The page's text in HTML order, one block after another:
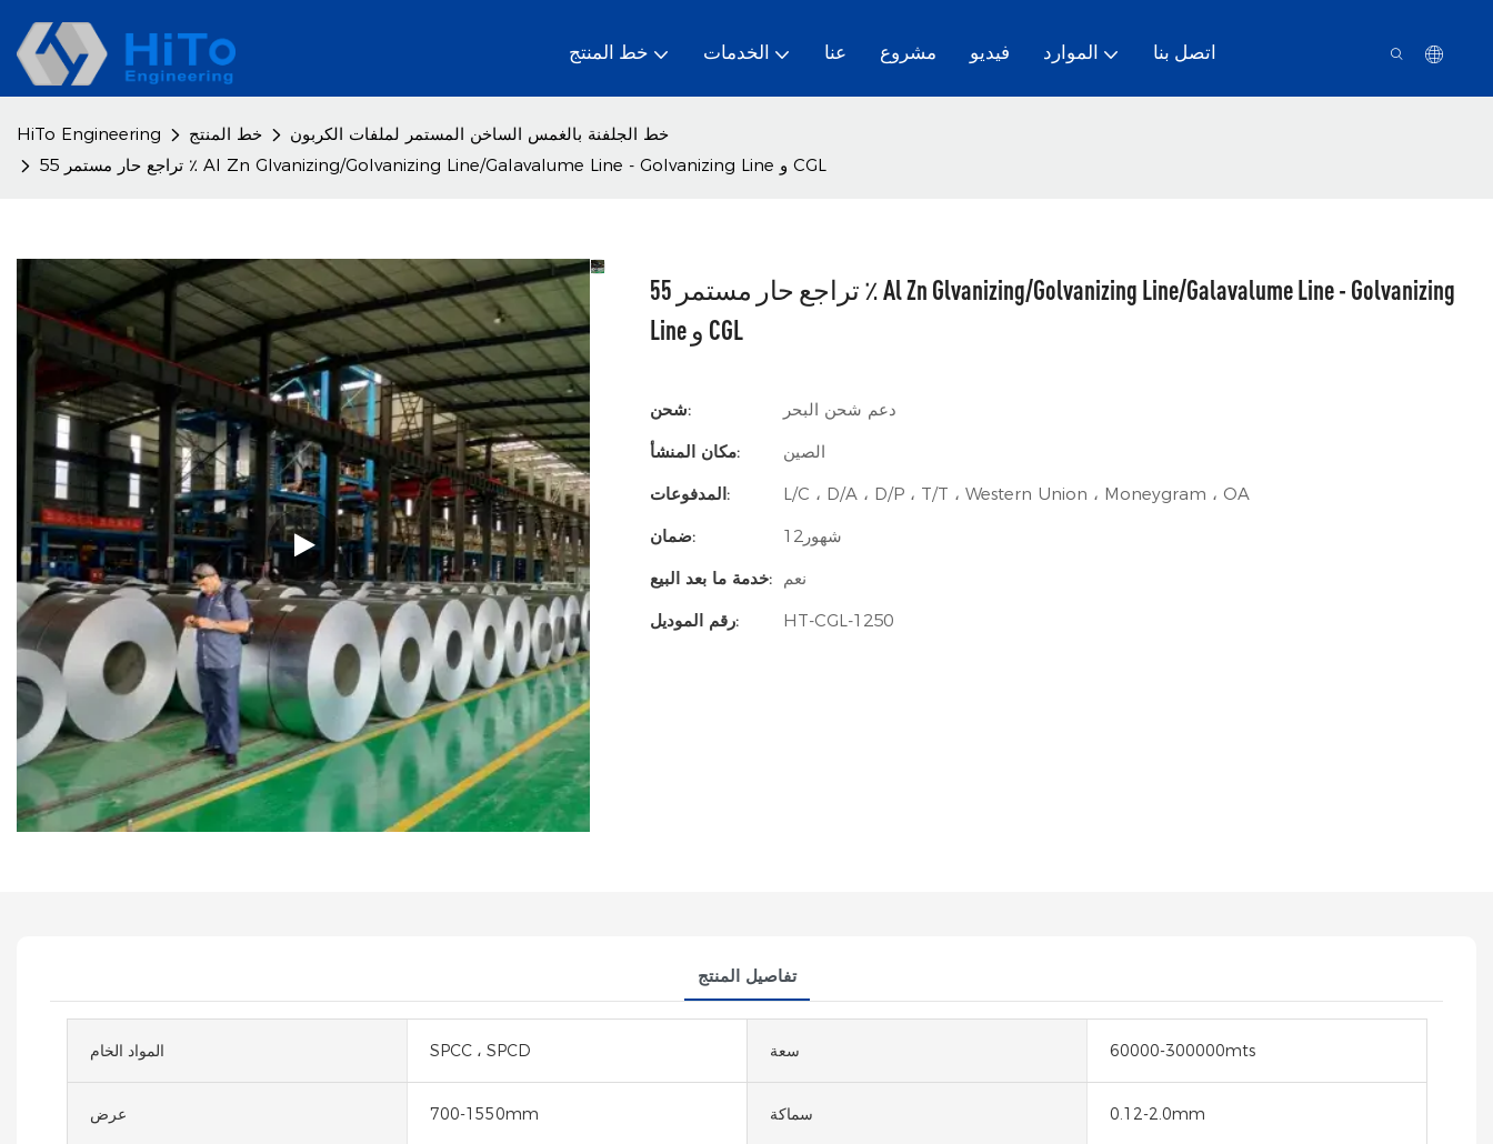
خط المنتج الخدمات عنا مشروع فيديو الموارد اتصل بنا
HiTo Engineering خط المنتج
خط الجلفنة بالغمس الساخن المستمر لملفات الكربون
تراجع حار مستمر 55 ٪ Al Zn Glvanizing/Golvanizing Line/Galavalume Line - Golvanizing Line و CGL
تراجع حار مستمر 55 ٪ Al Zn Glvanizing/Golvanizing Line/Galavalume Line - Golvanizing
Line و CGL
شحن:
دعم شحن البحر
مكان المنشأ:
الصين
المدفوعات:
L/C ، D/A ، D/P ، T/T ، Western Union ، Moneygram ، OA
ضمان:
شهور12
خدمة ما بعد البيع:
نعم
رقم الموديل:
HT-CGL-1250
تفاصيل المنتج
المواد الخام SPCC ، SPCD سعة 60000-300000mts
عرض 700-1550mm سماكة 0.12-2.0mm